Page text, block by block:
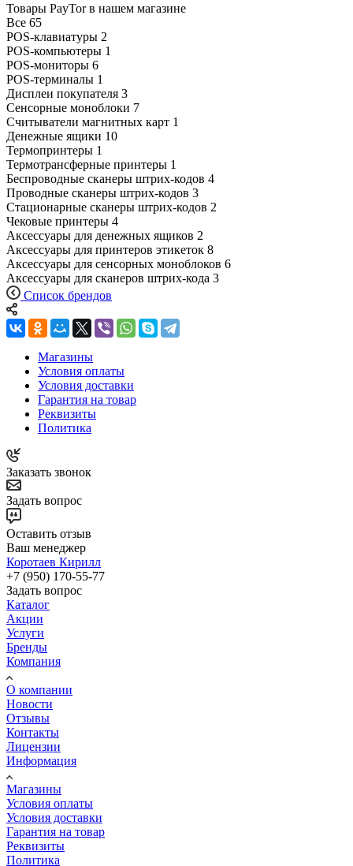
Товары PayTor в нашем магазине
Все 65
POS-клавиатуры 2
POS-компьютеры 1
POS-мониторы 6
POS-терминалы 1
Дисплеи покупателя 3
Сенсорные моноблоки 7
Считыватели магнитных карт 1
Денежные ящики 10
Термопринтеры 1
Термотрансферные принтеры 1
Беспроводные сканеры штрих-кодов 4
Проводные сканеры штрих-кодов 3
Стационарные сканеры штрих-кодов 2
Чековые принтеры 4
Аксессуары для денежных ящиков 2
Аксессуары для принтеров этикеток 8
Аксессуары для сенсорных моноблоков 6
Аксессуары для сканеров штрих-кода 3
Список брендов
Магазины
Условия оплаты
Условия доставки
Гарантия на товар
Реквизиты
Политика
Заказать звонок
Задать вопрос
Оставить отзыв
Ваш менеджер
Коротаев Кирилл
+7 (950) 170-55-77
Задать вопрос
Каталог
Акции
Услуги
Бренды
Компания
О компании
Новости
Отзывы
Контакты
Лицензии
Информация
Магазины
Условия оплаты
Условия доставки
Гарантия на товар
Реквизиты
Политика